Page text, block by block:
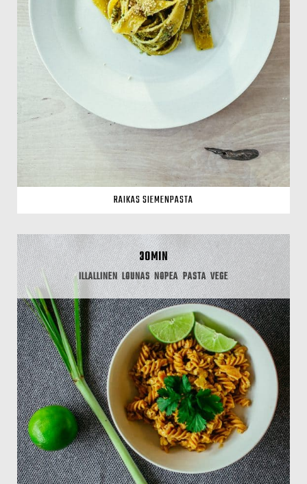
RAIKAS SIEMENPASTA
30MIN
ILLALLINEN LOUNAS NOPEA PASTA VEGE